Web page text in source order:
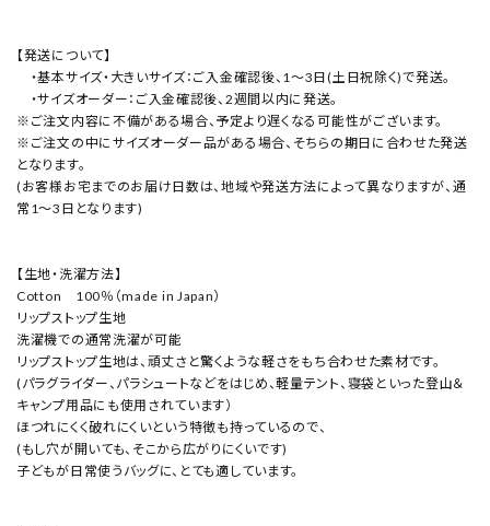
【発送について】
・基本サイズ・大きいサイズ：ご入金確認後、1～3日(土日祝除く)で発送。
・サイズオーダー：ご入金確認後、2週間以内に発送。
※ご注文内容に不備がある場合、予定より遅くなる可能性がございます。
※ご注文の中にサイズオーダー品がある場合、そちらの期日に合わせた発送
となります。
(お客様お宅までのお届け日数は、地域や発送方法によって異なりますが、通
常1～3日となります)
【生地・洗濯方法】
Cotton 100％（made in Japan）
リップストップ生地
洗濯機での通常洗濯が可能
リップストップ生地は、頑丈さと驚くような軽さをもち合わせた素材です。
(パラグライダー、パラシュートなどをはじめ、軽量テント、寝袋といった登山＆
キャンプ用品にも使用されています）
ほつれにくく破れにくいという特徴も持っているので、
(もし穴が開いても、そこから広がりにくいです)
子どもが日常使うバッグに、とても適しています。